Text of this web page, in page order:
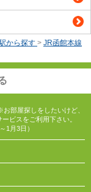
から探す > JR函館本線
部屋探しをしたいけど、
ビスをご利用下さい。
1月3日）